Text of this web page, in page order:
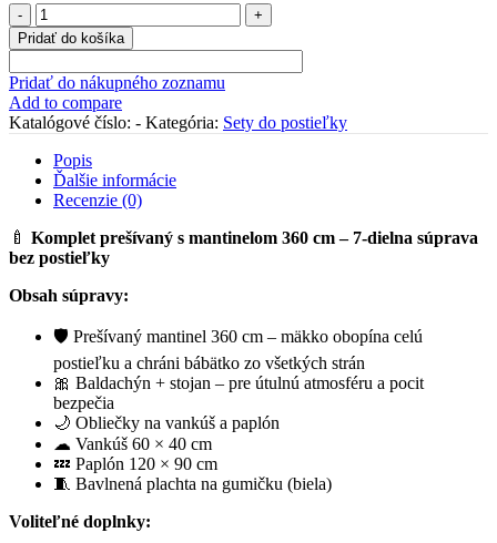
množstvo
Komplet
prešívaný
s
mantinelom
360
cm
BÉŽOVÝ
Pridať do košíka
Pridať do nákupného zoznamu
Add to compare
Katalógové číslo: - Kategória: Sety do postieľky
Popis
Ďalšie informácie
Recenzie (0)
🍼 Komplet prešívaný s mantinelom 360 cm – 7-dielna súprava
bez postieľky
Obsah súpravy:
🛡 Prešívaný mantinel 360 cm – mäkko obopína celú
postieľku a chráni bábätko zo všetkých strán
🎀 Baldachýn + stojan – pre útulnú atmosféru a pocit
bezpečia
🌙 Obliečky na vankúš a paplón
☁ Vankúš 60 × 40 cm
💤 Paplón 120 × 90 cm
🧵 Bavlnená plachta na gumičku (biela)
Voliteľné doplnky: